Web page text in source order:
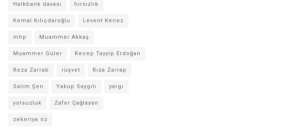
Halkbank davası hırsızlık
Kemal Kılıçdaroğlu Levent Kenez
mhp Muammer Akkaş
Muammer Güler Recep Tayyip Erdoğan
Reza Zarrab rüşvet Rıza Zarrap
Salim Şen Yakup Saygılı yargı
yolsuzluk Zafer Çağlayan
zekeriya öz